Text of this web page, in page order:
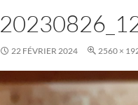
22 FÉVRIER 2024 2560 ×